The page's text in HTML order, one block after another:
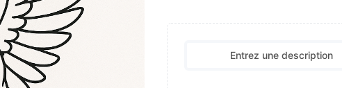
Entrez une description